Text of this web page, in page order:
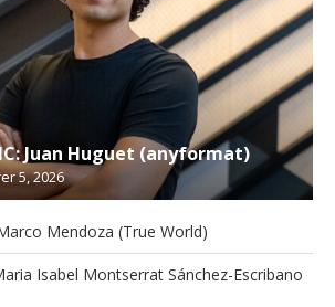
Juan Huguet (anyformat)
5, 2026
Mendoza (True World)
Isabel Montserrat Sánchez-Escribano